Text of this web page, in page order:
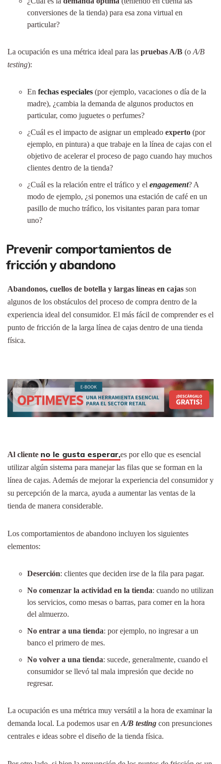
conversiones de la tienda) para esa zona virtual en
particular?
La ocupación es una métrica ideal para las pruebas A/B (o A/B
testing):
En fechas especiales (por ejemplo, vacaciones o día de la
madre), ¿cambia la demanda de algunos productos en
particular, como juguetes o perfumes?
¿Cuál es el impacto de asignar un empleado experto (por
ejemplo, en pintura) a que trabaje en la línea de cajas con el
objetivo de acelerar el proceso de pago cuando hay muchos
clientes dentro de la tienda?
¿Cuál es la relación entre el tráfico y el engagement? A
modo de ejemplo, ¿si ponemos una estación de café en un
pasillo de mucho tráfico, los visitantes paran para tomar
uno?
Prevenir comportamientos de
fricción y abandono
Abandonos, cuellos de botella y largas líneas en cajas son
algunos de los obstáculos del proceso de compra dentro de la
experiencia ideal del consumidor. El más fácil de comprender es el
punto de fricción de la larga línea de cajas dentro de una tienda
física.
Al cliente no le gusta esperar,es por ello que es esencial
utilizar algún sistema para manejar las filas que se forman en la
línea de cajas. Además de mejorar la experiencia del consumidor y
su percepción de la marca, ayuda a aumentar las ventas de la
tienda de manera considerable.
Los comportamientos de abandono incluyen los siguientes
elementos:
Deserción: clientes que deciden irse de la fila para pagar.
No comenzar la actividad en la tienda: cuando no utilizan
los servicios, como mesas o barras, para comer en la hora
del almuerzo.
No entrar a una tienda: por ejemplo, no ingresar a un
banco el primero de mes.
No volver a una tienda: sucede, generalmente, cuando el
consumidor se llevó tal mala impresión que decide no
regresar.
La ocupación es una métrica muy versátil a la hora de examinar la
demanda local. La podemos usar en A/B testing con presunciones
centrales e ideas sobre el diseño de la tienda física.